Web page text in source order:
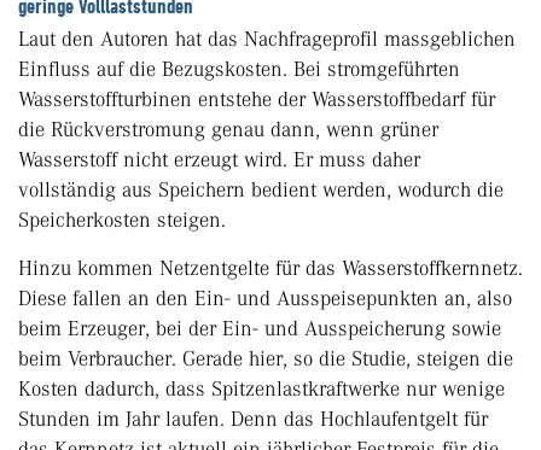
geringe Volllaststunden
Laut den Autoren hat das Nachfrageprofil massgeblichen
Einfluss auf die Bezugskosten. Bei stromgeführten
Wasserstoffturbinen entstehe der Wasserstoffbedarf für
die Rückverstromung genau dann, wenn grüner
Wasserstoff nicht erzeugt wird. Er muss daher
vollständig aus Speichern bedient werden, wodurch die
Speicherkosten steigen.
Hinzu kommen Netzentgelte für das Wasserstoffkernnetz.
Diese fallen an den Ein- und Ausspeisepunkten an, also
beim Erzeuger, bei der Ein- und Ausspeicherung sowie
beim Verbraucher. Gerade hier, so die Studie, steigen die
Kosten dadurch, dass Spitzenlastkraftwerke nur wenige
Stunden im Jahr laufen. Denn das Hochlaufentgelt für